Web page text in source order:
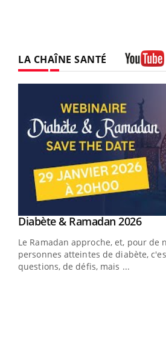
LA CHAÎNE SANTÉ
Youtube
Diabète & Ramadan 2026
Le Ramadan approche, et, pour de
personnes atteintes de diabète,
questions, de défis, mais ...